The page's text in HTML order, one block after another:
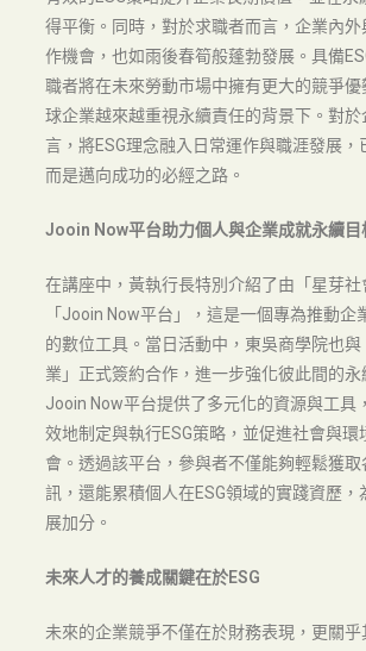
得平衡。同時，對於求職者而言，企業內外
作機會，也如雨後春筍般蓬勃發展。具備
職者將在未來勞動市場中擁有更大的競爭優
球企業越來越重視永續責任的背景下。對於
言，將ESG理念融入日常運作與職涯發展，
而是邁向成功的必經之路。
Jooin Now平台助力個人與企業成就永續目
在講座中，黃執行長特別介紹了由「星芽社
「Jooin Now平台」，這是一個專為推動企
的數位工具。當日活動中，東吳商學院也
業」正式簽約合作，進一步強化彼此間的永
Jooin Now平台提供了多元化的資源與工具
效地制定與執行ESG策略，並促進社會與環
會。透過該平台，參與者不僅能夠輕鬆獲
訊，還能累積個人在ESG領域的實踐資歷，
展加分。
未來人才的養成關鍵在於ESG
未來的企業競爭不僅在於財務表現，更關